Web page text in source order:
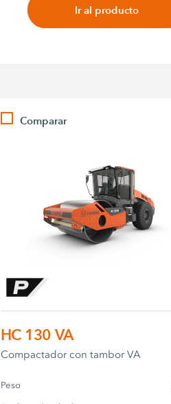
Ir al producto
Comparar
HC 130 VA
Compactador con tambor VA
Peso